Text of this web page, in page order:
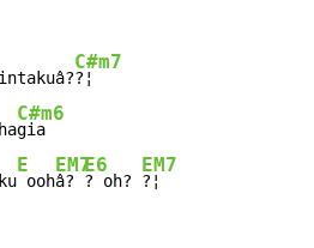
C#m7
?¦
C#m6
gia
E
ooh
EM7
â?
E6
? oh?
EM7
?¦